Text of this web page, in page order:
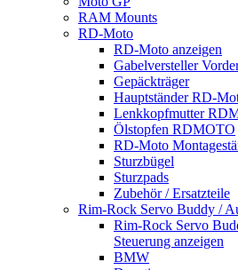
RAM Mounts
RD-Moto
RD-Moto anzeigen
Gabelversteller
Gepäckträger
Hauptständer RD-
Lenkkopfmutter
Ölstopfen RDMOTO
RD-Moto
Sturzbügel
Sturzpads
Zubehör / Ersatzteile
Rim-Rock Servo Buddy /
Rim-Rock Servo
Steuerung anzeigen
BMW